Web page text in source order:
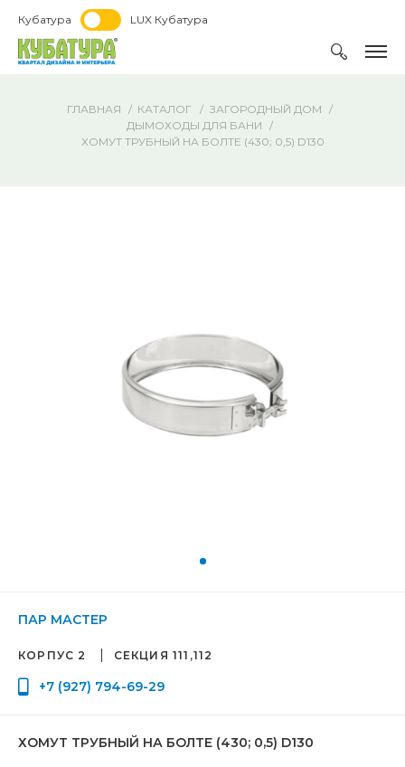
Кубатура LUX Кубатура
ГЛАВНАЯ КАТАЛОГ
ЗАГОРОДНЫЙ ДОМ
ДЫМОХОДЫ ДЛЯ БАНИ
ХОМУТ ТРУБНЫЙ НА БОЛТЕ (430; 0,5) D130
ПАР МАСТЕР
КОРПУС 2 СЕКЦИЯ 111,112
+7 (927) 794-69-29
ХОМУТ ТРУБНЫЙ НА БОЛТЕ (430; 0,5) D130